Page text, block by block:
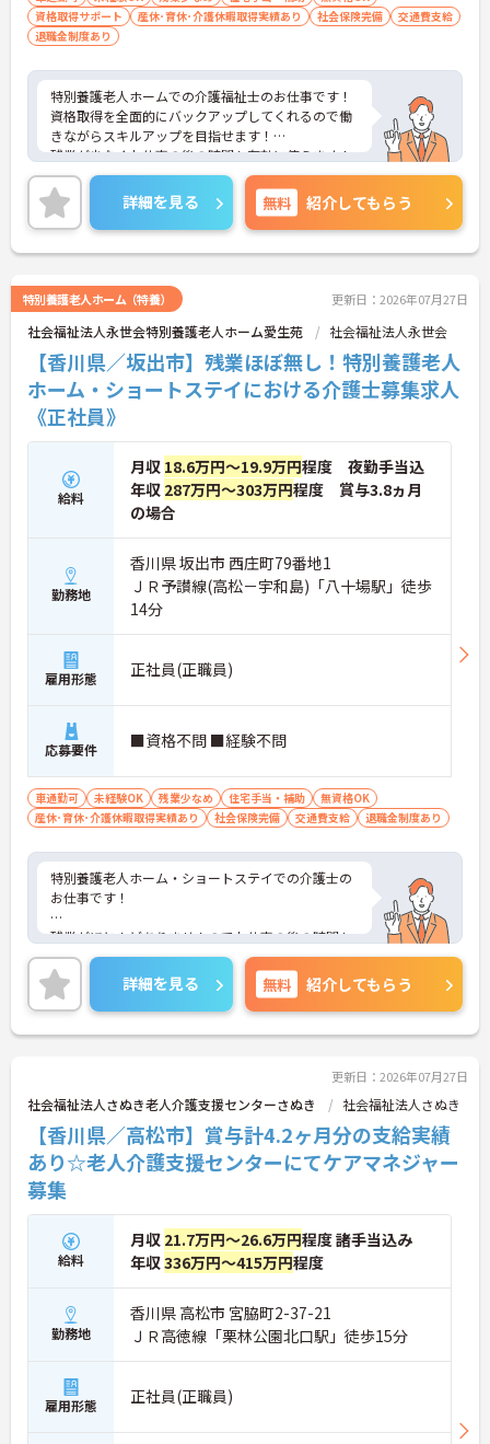
資格取得サポート
産休･育休･介護休暇取得実績あり 社会保険完備
交通費支給
退職金制度あり
特別養護老人ホームでの介護福祉士のお仕事です！
資格取得を全面的にバックアップしてくれるので働
きながらスキルアップを目指せます！
残業が少なくお仕事の後の時間も有効に使えます！
ご興味ある方には、面接のポイントなど、さらに詳
細をお話致しますのでお気軽にご相談ください。
詳細を見る 無料 紹介してもらう
特別養護老人ホーム（特養） 更新日：2026年07月27日
社会福祉法人永世会特別養護老人ホーム愛生苑 社会福祉法人永世会
【香川県／坂出市】残業ほぼ無し！特別養護老人
ホーム・ショートステイにおける介護士募集求人
《正社員》
給料
月収 18.6万円～19.9万円程度 夜勤手当込
年収 287万円～303万円程度 賞与3.8ヵ月
の場合
勤務地
香川県 坂出市 西庄町79番地1
ＪＲ予讃線(高松－宇和島)「八十場駅」徒歩
14分
雇用形態 正社員(正職員)
応募要件 ■資格不問 ■経験不問
車通勤可 未経験OK 残業少なめ 住宅手当・補助
無資格OK
産休･育休･介護休暇取得実績あり
社会保険完備 交通費支給 退職金制度あり
特別養護老人ホーム・ショートステイでの介護士の
お仕事です！
残業がほとんどありませんのでお仕事の後の時間も
有効に使えます！
ご興味ある方には、面接のポイントなど、さらに詳
細をお話致しますのでお気軽にご相談ください。
詳細を見る 無料 紹介してもらう
更新日：2026年07月27日
社会福祉法人さぬき老人介護支援センターさぬき 社会福祉法人さぬき
【香川県／高松市】賞与計4.2ヶ月分の支給実績
あり☆老人介護支援センターにてケアマネジャー
募集
給料
月収 21.7万円～26.6万円程度 諸手当込み
年収336万円～415万円程度
勤務地
香川県 高松市 宮脇町2-37-21
ＪＲ高徳線「栗林公園北口駅」徒歩15分
雇用形態 正社員(正職員)